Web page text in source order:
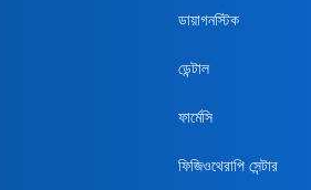
ডায়াগনস্টিক
ডেন্টাল
ফার্মেসি
ফিজিওথেরাপি সেন্টার